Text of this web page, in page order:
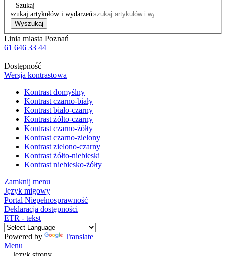
Szukaj
szukaj artykułów i wydarzeń
Wyszukaj
Linia miasta Poznań
61 646 33 44
Dostępność
Wersja kontrastowa
Kontrast domyślny
Kontrast czarno-biały
Kontrast biało-czarny
Kontrast żółto-czarny
Kontrast czarno-żółty
Kontrast czarno-zielony
Kontrast zielono-czarny
Kontrast żółto-niebieski
Kontrast niebiesko-żółty
Zamknij menu
Język migowy
Portal Niepełnosprawność
Deklaracja dostępności
ETR - tekst
Powered by
Translate
Menu